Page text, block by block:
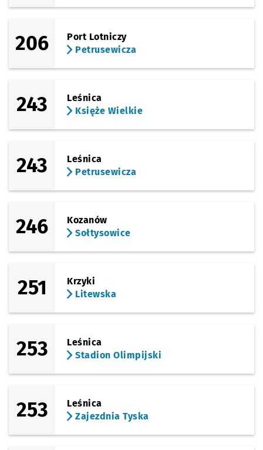
206
Port Lotniczy
Petrusewicza
243
Leśnica
Księże Wielkie
243
Leśnica
Petrusewicza
246
Kozanów
Sołtysowice
251
Krzyki
Litewska
253
Leśnica
Stadion Olimpijski
253
Leśnica
Zajezdnia Tyska